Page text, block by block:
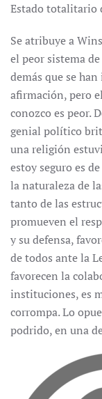
Estado totalitario
Se atribuye a
el peor sistema
demás que se
afirmación, pero
conozco es peor.
genial político
una religión
estoy seguro es
la naturaleza de
tanto de las
promueven el
y su defensa,
de todos ante la
favorecen la
instituciones, es
corrompa. Lo
podrido, en una